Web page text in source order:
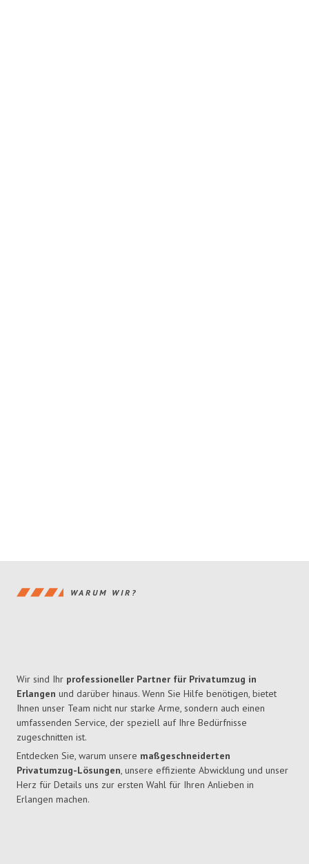
WARUM WIR?
Wir sind Ihr professioneller Partner für Privatumzug in
Erlangen und darüber hinaus. Wenn Sie Hilfe benötigen, bietet
Ihnen unser Team nicht nur starke Arme, sondern auch einen
umfassenden Service, der speziell auf Ihre Bedürfnisse
zugeschnitten ist.
Entdecken Sie, warum unsere maßgeschneiderten
Privatumzug-Lösungen, unsere effiziente Abwicklung und unser
Herz für Details uns zur ersten Wahl für Ihren Anlieben in
Erlangen machen.